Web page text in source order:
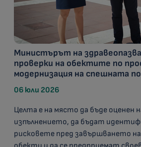
Министърът на
проверки на обектите по
модернизация на спешната
06 юли 2026
Целта е на място да бъде оценен
изпълнението, да бъдат
рисковете пред завършването